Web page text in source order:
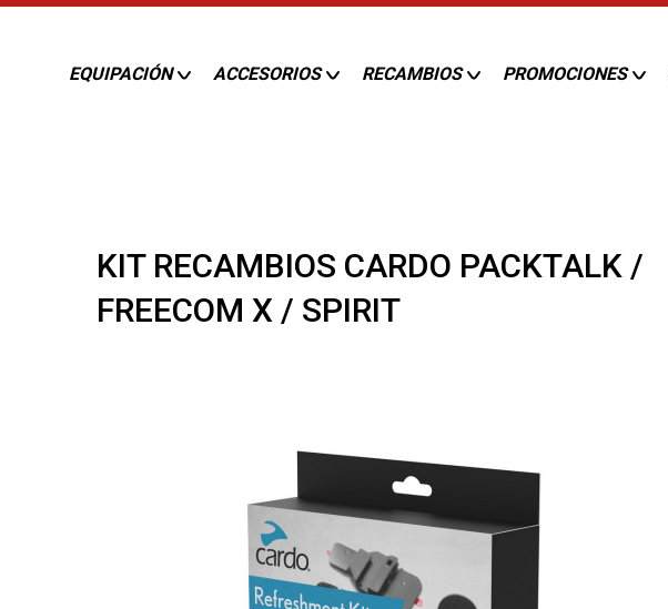
EQUIPACIÓN ACCESORIOS RECAMBIOS PROMOCIONES
KIT RECAMBIOS CARDO PACKTALK /
FREECOM X / SPIRIT